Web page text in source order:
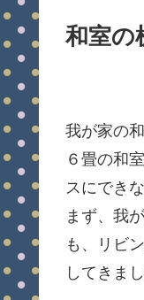
和室の
我が家の
６畳の和
スにでき
まず、我
も、リビ
してきまし